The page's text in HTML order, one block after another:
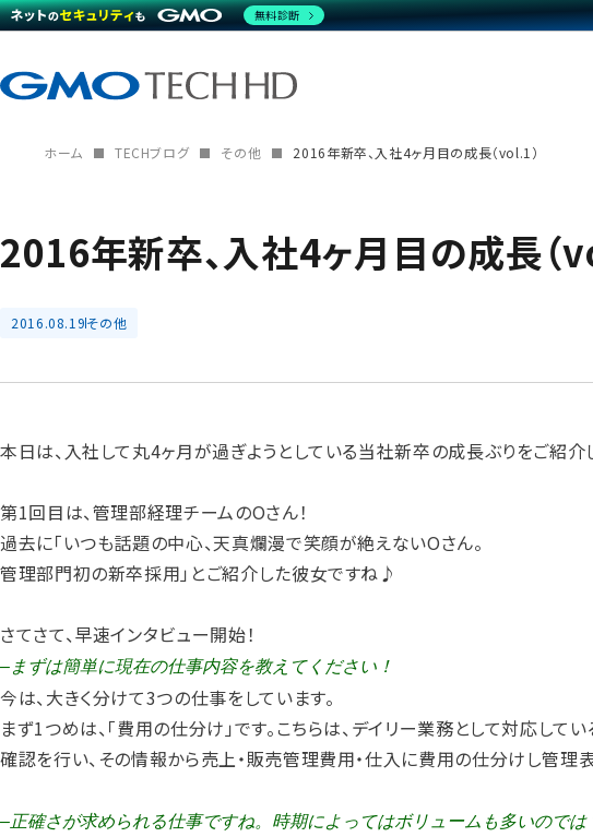
ホーム TECHブログ その他 2016年新卒、入社4ヶ月目の成長（vol.1）
2016年新卒、入社4ヶ月目の成長（
2016.08.19その他
本日は、入社して丸4ヶ月が過ぎようとしている当社新卒の成長ぶりをご紹介
第1回目は、管理部経理チームのOさん！
過去に「いつも話題の中心、天真爛漫で笑顔が絶えないOさん。
管理部門初の新卒採用」とご紹介した彼女ですね♪
さてさて、早速インタビュー開始！
–まずは簡単に現在の仕事内容を教えてください！
今は、大きく分けて3つの仕事をしています。
まず1つめは、「費用の仕分け」です。こちらは、デイリー業務として対応し
確認を行い、その情報から売上・販売管理費用・仕入に費用の仕分けし管理
–正確さが求められる仕事ですね。時期によってはボリュームも多いのでは
無料診断